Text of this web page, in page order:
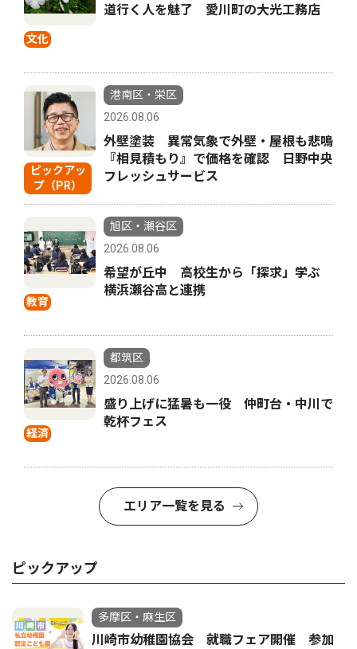
文化
道行く人を魅了 愛川町の大光工務店
ピックアッ
プ（PR）
港南区・栄区
2026.08.06
外壁塗装 異常気象で外壁・屋根も悲鳴
『相見積もり』で価格を確認 日野中央
フレッシュサービス
教育
旭区・瀬谷区
2026.08.06
希望が丘中 高校生から「探求」学ぶ
横浜瀬谷高と連携
経済
都筑区
2026.08.06
盛り上げに猛暑も一役 仲町台・中川で
乾杯フェス
エリア一覧を見る
ピックアップ
多摩区・麻生区
川崎市幼稚園協会 就職フェア開催 参加